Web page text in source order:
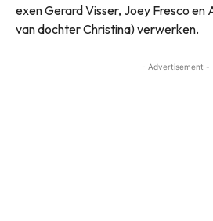
exen Gerard Visser, Joey Fresco en
van dochter Christina) verwerken.
- Advertisement -